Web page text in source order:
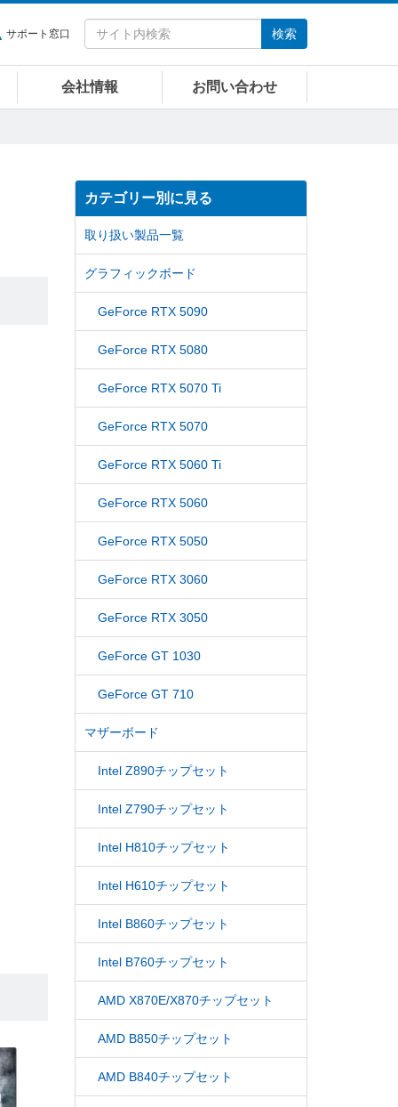
サポート窓口 検索
会社情報 お問い合わせ
カテゴリー別に見る
取り扱い製品一覧
グラフィックボード
GeForce RTX 5090
GeForce RTX 5080
GeForce RTX 5070 Ti
GeForce RTX 5070
GeForce RTX 5060 Ti
GeForce RTX 5060
GeForce RTX 5050
GeForce RTX 3060
GeForce RTX 3050
GeForce GT 1030
GeForce GT 710
マザーボード
Intel Z890チップセット
Intel Z790チップセット
Intel H810チップセット
Intel H610チップセット
Intel B860チップセット
Intel B760チップセット
AMD X870E/X870チップセット
AMD B850チップセット
AMD B840チップセット